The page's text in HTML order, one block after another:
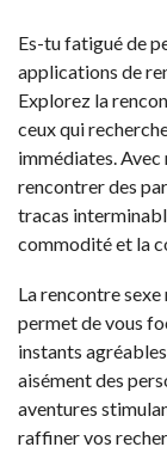
Es-tu fatigué de
applications de
Explorez la
ceux qui
immédiates. Avec
rencontrer des
tracas
commodité et la
La rencontre
permet de vous
instants
aisément des
aventures
raffiner vos